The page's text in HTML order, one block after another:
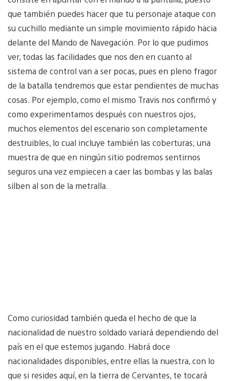
que también puedes hacer que tu personaje ataque con
su cuchillo mediante un simple movimiento rápido hacia
delante del Mando de Navegación. Por lo que pudimos
ver, todas las facilidades que nos den en cuanto al
sistema de control van a ser pocas, pues en pleno fragor
de la batalla tendremos que estar pendientes de muchas
cosas. Por ejemplo, como el mismo Travis nos confirmó y
como experimentamos después con nuestros ojos,
muchos elementos del escenario son completamente
destruibles, lo cual incluye también las coberturas; una
muestra de que en ningún sitio podremos sentirnos
seguros una vez empiecen a caer las bombas y las balas
silben al son de la metralla.
Como curiosidad también queda el hecho de que la
nacionalidad de nuestro soldado variará dependiendo del
país en el que estemos jugando. Habrá doce
nacionalidades disponibles, entre ellas la nuestra, con lo
que si resides aquí, en la tierra de Cervantes, te tocará